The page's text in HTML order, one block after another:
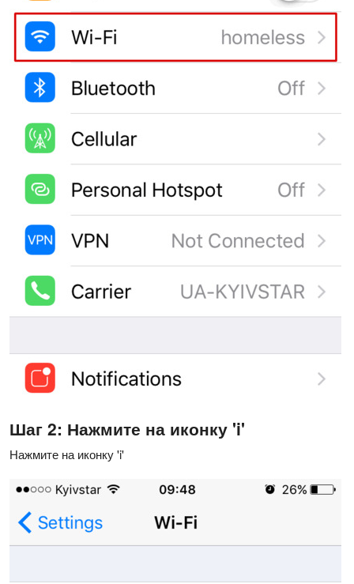
Шаг 2: Нажмите на иконку 'i'
Нажмите на иконку 'i'